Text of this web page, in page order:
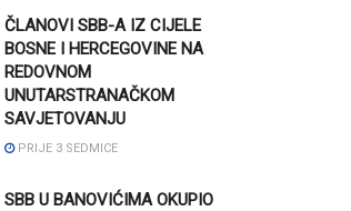
ČLANOVI SBB-A IZ CIJELE
BOSNE I HERCEGOVINE NA
REDOVNOM
UNUTARSTRANAČKOM
SAVJETOVANJU
PRIJE 3 SEDMICE
SBB U BANOVIĆIMA OKUPIO